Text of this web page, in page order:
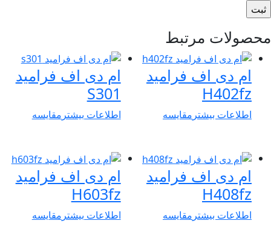
مرتبط
ام دی اف فرامید
H402fz
اطلاعات بیشترمقایسه
ام دی اف فرامید
S301
اطلاعات بیشترمقایسه
ام دی اف فرامید
H408fz
اطلاعات بیشترمقایسه
ام دی اف فرامید
H603fz
اطلاعات بیشترمقایسه